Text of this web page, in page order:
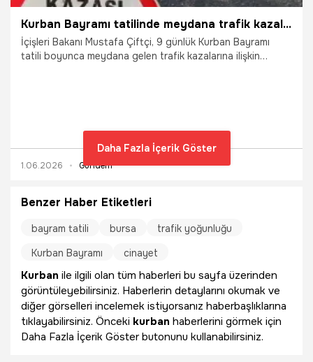
Kurban Bayramı tatilinde meydana trafik kazalarında kaç kişi hayatını kaybetti? İçişleri Bakanı Mustafa Çiftçi açıkladı
İçişleri Bakanı Mustafa Çiftçi, 9 günlük Kurban Bayramı
tatili boyunca meydana gelen trafik kazalarına ilişkin
1.06.2026 Gündem
Daha Fazla İçerik Göster
Benzer Haber Etiketleri
bayram tatili bursa
trafik yoğunluğu
Kurban Bayramı
cinayet
Kurban ile ilgili olan tüm haberleri bu sayfa üzerinden
görüntüleyebilirsiniz. Haberlerin detaylarını okumak ve
diğer görselleri incelemek istiyorsanız haberbaşlıklarına
tıklayabilirsiniz. Önceki kurban haberlerini görmek için
Daha Fazla İçerik Göster butonunu kullanabilirsiniz.